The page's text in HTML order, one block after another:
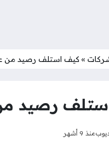
» كيف استلف رصيد من عمانتل 2026
رصيد من عمانتل 2026
منذ 9 أشهر